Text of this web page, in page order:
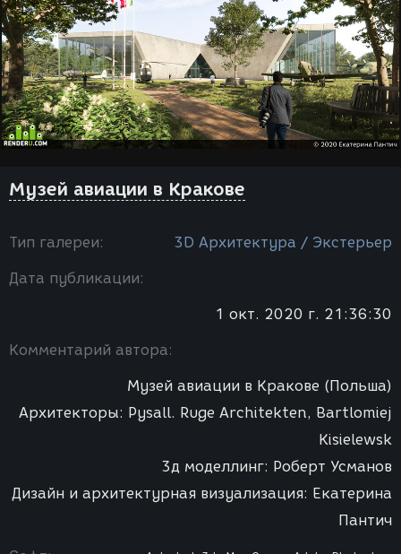
Музей авиации в Кракове
Тип галереи: 3D Архитектура / Экстерьер
Дата публикации:
1 окт. 2020 г. 21:36:30
Комментарий автора:
Музей авиации в Кракове (Польша)
Архитекторы: Pysall. Ruge Architekten, Bartlomiej
Kisielewsk
3д моделлинг: Роберт Усманов
Дизайн и архитектурная визуализация: Екатерина
Пантич